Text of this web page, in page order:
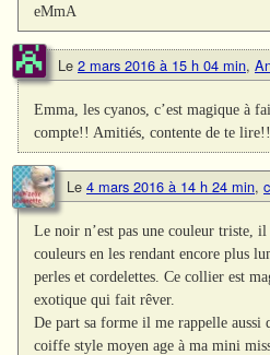
eMmA
Le 2 mars 2016 à 15 h 04 min,
Emma, les cyanos, c’est magique à
compte!! Amitiés, contente de te lire!!
Le 4 mars 2016 à 14 h 24 min,
Le noir n’est pas une couleur triste,
couleurs en les rendant encore plus
perles et cordelettes. Ce collier est
exotique qui fait rêver.
De part sa forme il me rappelle aussi
coiffe style moyen age à ma mini